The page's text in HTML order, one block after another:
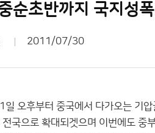
순초반까지 국지성
2011/07/30
일 오후부터 중국에서 다가오는 기
전국으로 확대되겟으며 이번에도 중